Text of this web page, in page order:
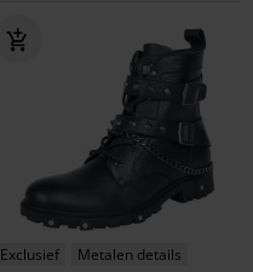
Exclusief
Metalen details